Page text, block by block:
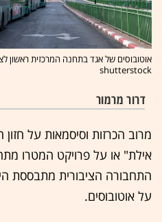
shutterstock
דרור מרמור
מרוב הכרזות וסיסמאות על
אילת" או על פרויקט המטרו
התחבורה הציבורית מתבססת
על אוטובוסים.